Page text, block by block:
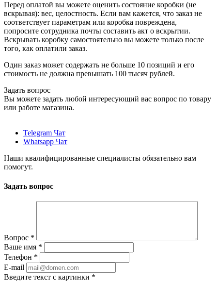
Перед оплатой вы можете оценить состояние коробки (не
вскрывая): вес, целостность. Если вам кажется, что заказ не
соответствует параметрам или коробка повреждена,
попросите сотрудника почты составить акт о вскрытии.
Вскрывать коробку самостоятельно вы можете только после
того, как оплатили заказ.
Один заказ может содержать не больше 10 позиций и его
стоимость не должна превышать 100 тысяч рублей.
Задать вопрос
Вы можете задать любой интересующий вас вопрос по товару
или работе магазина.
Telegram Чат
Whatsapp Чат
Наши квалифицированные специалисты обязательно вам
помогут.
Задать вопрос
Вопрос *
Ваше имя *
Телефон *
E-mail
Введите текст с картинки *